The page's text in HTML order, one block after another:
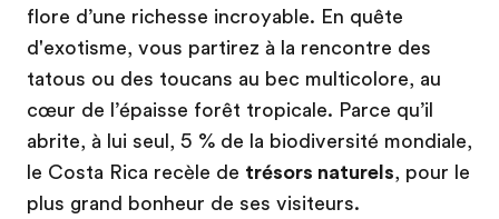
flore d’une richesse incroyable. En quête
d'exotisme, vous partirez à la rencontre des
tatous ou des toucans au bec multicolore, au
cœur de l’épaisse forêt tropicale. Parce qu’il
abrite, à lui seul, 5 % de la biodiversité mondiale,
le Costa Rica recèle de trésors naturels, pour le
plus grand bonheur de ses visiteurs.